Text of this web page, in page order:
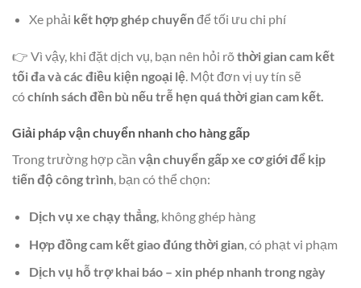
Xe phải kết hợp ghép chuyếnđể tối ưu chi phí
👉 Vì vậy, khi đặt dịch vụ, bạn nên hỏi rõthời gian cam kết
tối đa và các điều kiện ngoại lệ . Một đơn vị uy tín sẽ
cóchính sách đền bù nếu trễ hẹn quá thời gian cam kết.
Giải pháp vận chuyển nhanh cho hàng gấp
Trong trường hợp cần vận chuyển gấp xe cơ giới để kịp
tiến độ công trình, bạn có thể chọn:
Dịch vụ xe chạy thẳng, không ghép hàng
Hợp đồng cam kết giao đúng thời gian, có phạt vi phạm
Dịch vụ hỗ trợ khai báo – xin phép nhanh trong ngày